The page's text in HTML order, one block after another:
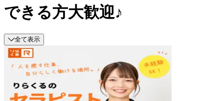
できる方大歓迎♪
全て表示